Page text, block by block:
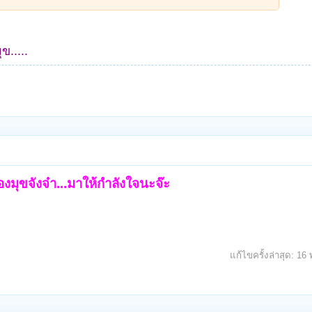
.....
มุขจังจ๋า...มาให้กำลังใจนะจ๊ะ
แก้ไขครั้งล่าสุด: 16